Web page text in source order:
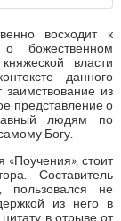
восходит к
божественном
власти
данного
из
представление о
людям по
Богу.
стоит
Составитель
пользовался не
из него в
в отрыве от